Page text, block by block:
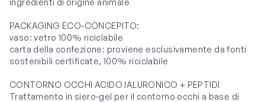
PACKAGING ECO-CONCEPITO:
vaso: vetro 100% riciclabile
carta della confezione: proviene esclusivamente da fonti
sostenibili certificate, 100% riciclabile
CONTORNO OCCHI ACIDO IALURONICO + PEPTIDI
Trattamento in siero-gel per il contorno occhi a base di